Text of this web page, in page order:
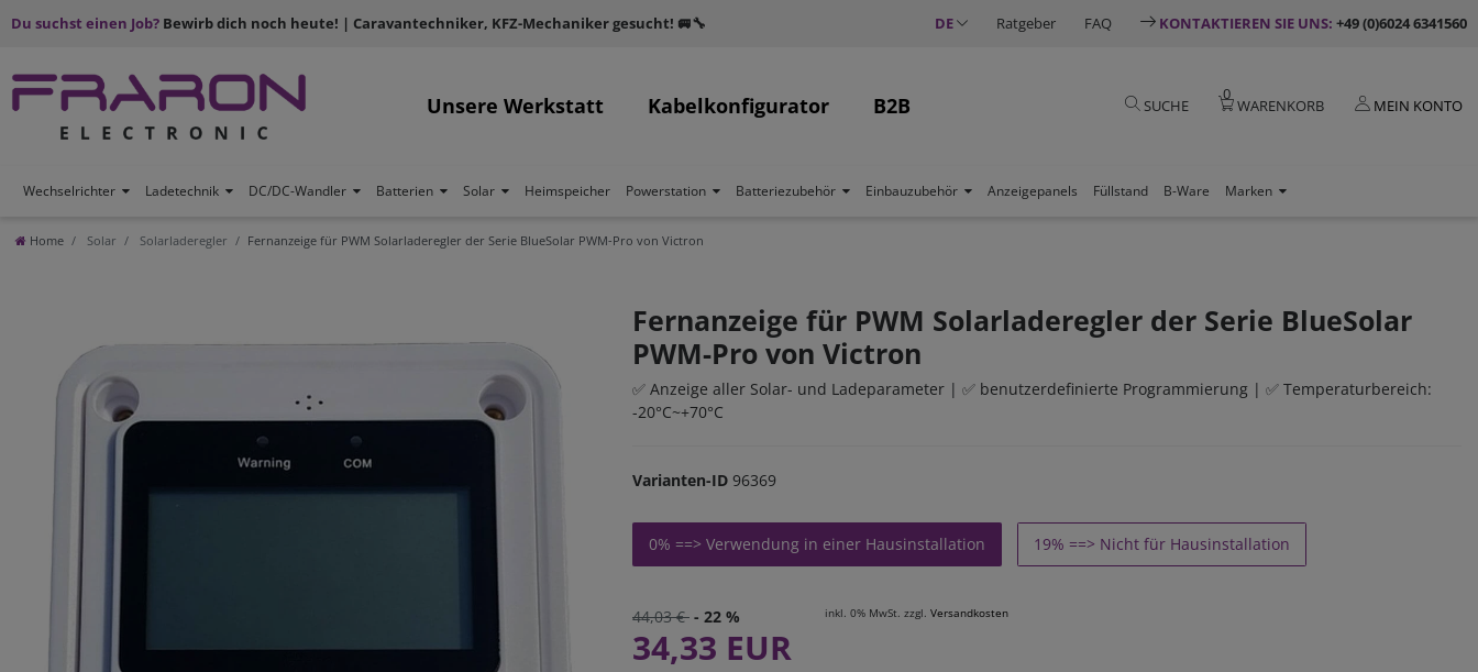
Du suchst einen Job? Bewirb dich noch heute! | Caravantechniker, KFZ-Mechaniker gesucht! 🚐🔧 DE Ratgeber FAQ KONTAKTIEREN SIE UNS: +49 (0)6024 6341560
Unsere Werkstatt Kabelkonfigurator B2B SUCHE
0
WARENKORB MEIN KONTO
Wechselrichter Ladetechnik DC/DC-Wandler Batterien Solar Heimspeicher Powerstation Batteriezubehör Einbauzubehör Anzeigepanels Füllstand B-Ware Marken
Home Solar Solarladeregler Fernanzeige für PWM Solarladeregler der Serie BlueSolar PWM-Pro von Victron
Fernanzeige für PWM Solarladeregler der Serie BlueSolar
PWM-Pro von Victron
✅ Anzeige aller Solar- und Ladeparameter | ✅ benutzerdefinierte Programmierung | ✅ Temperaturbereich:
-20°C~+70°C
Varianten-ID 96369
0% ==> Verwendung in einer Hausinstallation 19% ==> Nicht für Hausinstallation
44,03 € - 22 %
34,33 EUR
inkl. 0% MwSt. zzgl. Versandkosten